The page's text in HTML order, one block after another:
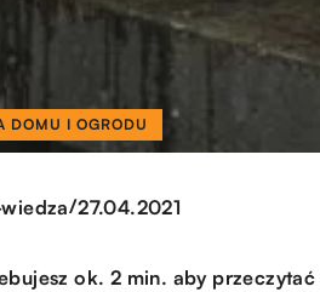
DOMU I OGRODU
/27.04.2021
ok. 2 min. aby